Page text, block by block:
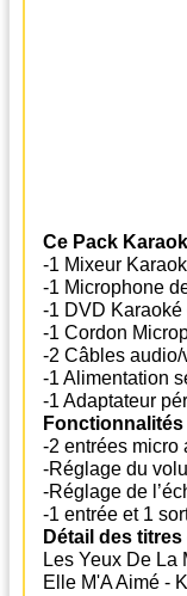
Ce Pack
-1 Mixeur
-1 Microphone
-1 DVD
-1 Cordon
-2 Câbles
-1 Alimentation
-1 Adaptateur
-2 entrées micro
-Réglage du
-Réglage de
-1 entrée et 1
Détail des
Les Yeux De La
Elle M'A Aimé -